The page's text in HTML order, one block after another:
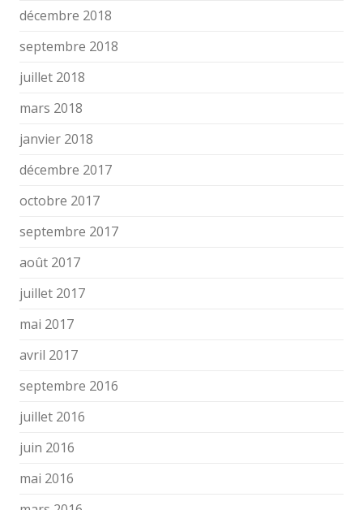
décembre 2018
septembre 2018
juillet 2018
mars 2018
janvier 2018
décembre 2017
octobre 2017
septembre 2017
août 2017
juillet 2017
mai 2017
avril 2017
septembre 2016
juillet 2016
juin 2016
mai 2016